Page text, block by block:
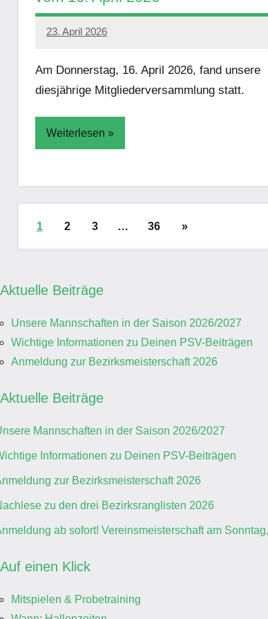
23. April 2026
Simon
Am Donnerstag, 16. April 2026, fand unsere
diesjährige Mitgliederversammlung statt.
Weiterlesen
Seitennummerierung
der
1 2 3 … 36
Nächste
»
Aktuelle Beiträge
Unsere Mannschaften in der Saison 2026/2027
Wichtige Informationen zu Deinen PSV-Beiträgen
Anmeldung zur Bezirksmeisterschaft 2026
Aktuelle Beiträge
Mannschaften in der Saison 2026/2027
Informationen zu Deinen PSV-Beiträgen
zur Bezirksmeisterschaft 2026
zu den drei Bezirksranglisten 2026
ab sofort! Vereinsmeisterschaft am
Auf einen Klick
Mitspielen & Probetraining